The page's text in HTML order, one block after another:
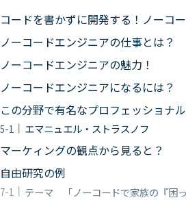
コードを書かずに開発する！ノーコ
ノーコードエンジニアの仕事とは？
ノーコードエンジニアの魅力！
ノーコードエンジニアになるには？
この分野で有名なプロフェッショナル
エマニュエル・ストラスノフ
マーケィングの観点から見ると？
自由研究の例
テーマ 「ノーコードで家族の『困